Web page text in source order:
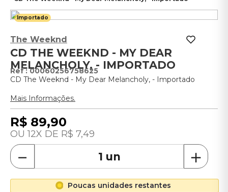
Importado
The Weeknd
CD THE WEEKND - MY DEAR
MELANCHOLY, - IMPORTADO
:00060256758625
CD The Weeknd - My Dear Melancholy, - Importado
Mais Informações.
R$ 89,90
12 R$ 7,49
＋
－
Poucas unidades restantes